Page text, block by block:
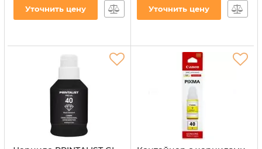
PL-INK-CANON-C
Уточнить цену
(3385C001)
Уточнить цену